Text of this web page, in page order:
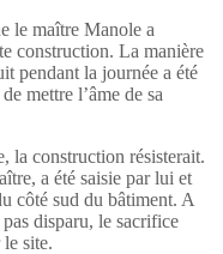
le maître Manole a
construction. La manière
pendant la journée a été
mettre l’âme de sa
la construction résisterait.
a été saisie par lui et
côté sud du bâtiment. A
disparu, le sacrifice
site.